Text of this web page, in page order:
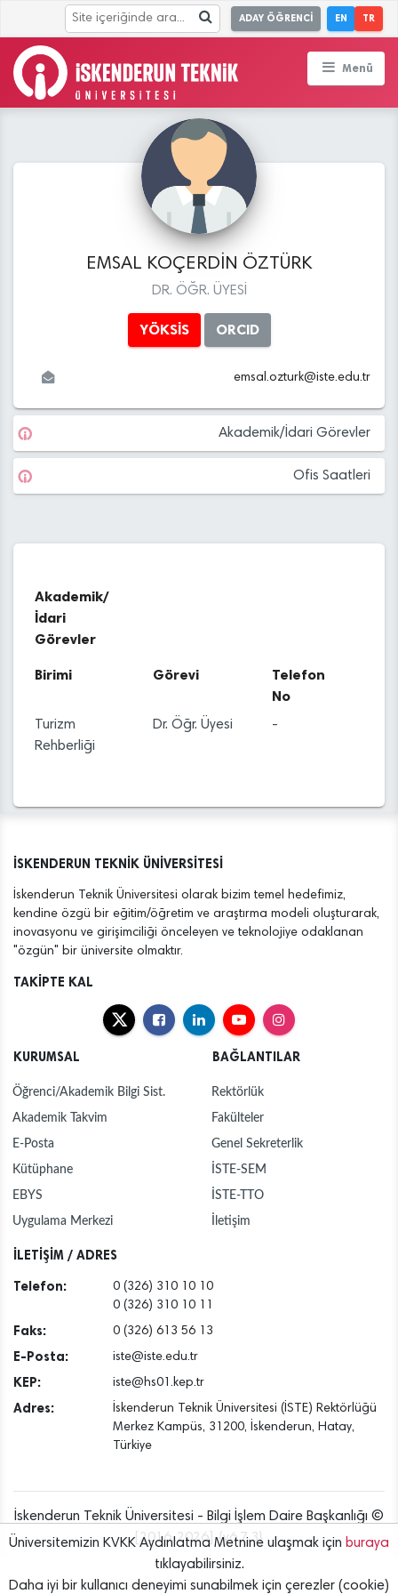
ADAY ÖĞRENCİ EN TR
Menü
EMSAL KOÇERDİN ÖZTÜRK
DR. ÖĞR. ÜYESİ
YÖKSİS ORCID
emsal.ozturk@iste.edu.tr
Akademik/İdari Görevler
Ofis Saatleri
Akademik/
İdari
Görevler
Birimi Görevi
Telefon
No
Turizm
Rehberliği
Dr. Öğr. Üyesi -
İSKENDERUN TEKNİK ÜNİVERSİTESİ
İskenderun Teknik Üniversitesi olarak bizim temel hedefimiz,
kendine özgü bir eğitim/öğretim ve araştırma modeli oluşturarak,
inovasyonu ve girişimciliği önceleyen ve teknolojiye odaklanan
"özgün" bir üniversite olmaktır.
TAKİPTE KAL
KURUMSAL
Öğrenci/Akademik Bilgi Sist.
Akademik Takvim
E-Posta
Kütüphane
EBYS
Uygulama Merkezi
BAĞLANTILAR
Rektörlük
Fakülteler
Genel Sekreterlik
İSTE-SEM
İSTE-TTO
İletişim
İLETİŞİM / ADRES
Telefon:
0 (326) 310 10 10
0 (326) 310 10 11
Faks: 0 (326) 613 56 13
E-Posta: iste@iste.edu.tr
KEP: iste@hs01.kep.tr
Adres:
İskenderun Teknik Üniversitesi (İSTE) Rektörlüğü
Merkez Kampüs, 31200, İskenderun, Hatay,
Türkiye
İskenderun Teknik Üniversitesi - Bilgi İşlem Daire Başkanlığı ©
[2016..2026] {v6.7.3}
Üniversitemizin KVKK Aydınlatma Metnine ulaşmak için buraya
tıklayabilirsiniz.
Daha iyi bir kullanıcı deneyimi sunabilmek için çerezler (cookie)